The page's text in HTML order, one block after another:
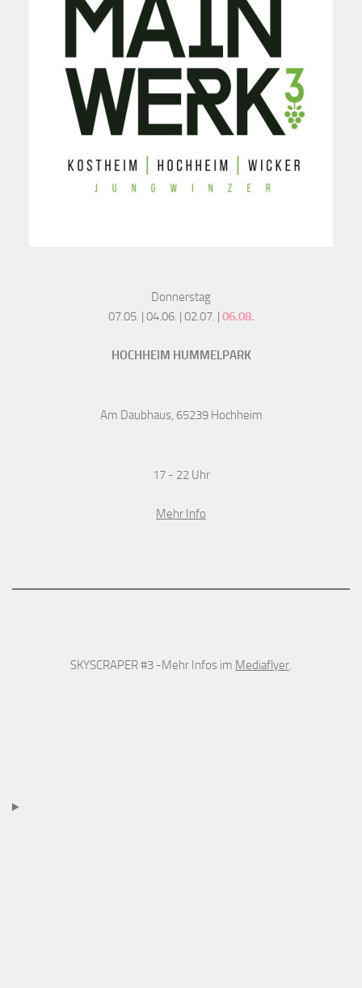
Donnerstag
07.05. | 04.06. | 02.07. | 06.08.
HOCHHEIM HUMMELPARK
Am Daubhaus, 65239 Hochheim
17 - 22 Uhr
Mehr Info
SKYSCRAPER #3 -Mehr Infos im Mediaflyer.